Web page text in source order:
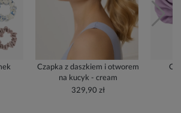
Czapka z daszkiem i otworem
na kucyk - cream
329,90 zł